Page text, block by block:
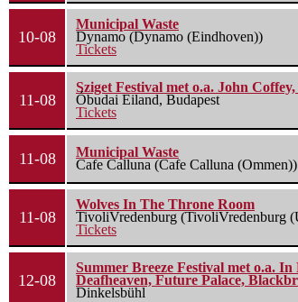
10-08
Municipal Waste
Dynamo (Dynamo (Eindhoven))
Tickets
11-08
Sziget Festival met o.a. John
Óbudai Eiland, Budapest
Tickets
11-08
Municipal Waste
Cafe Calluna (Cafe Calluna (Ommen))
11-08
Wolves In The Throne Room
TivoliVredenburg (TivoliVredenburg
Tickets
12-08
Summer Breeze Festival met o.a.
Deafheaven, Future Palace,
Dinkelsbühl